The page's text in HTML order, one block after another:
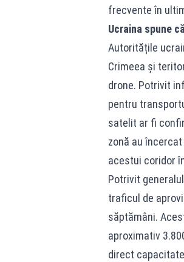
frecvente în
Ucraina spune
Autoritățile
Crimeea și
drone. Potrivit
pentru
satelit ar fi
zonă au
acestui coridor
Potrivit
traficul de
săptămâni.
aproximativ
direct